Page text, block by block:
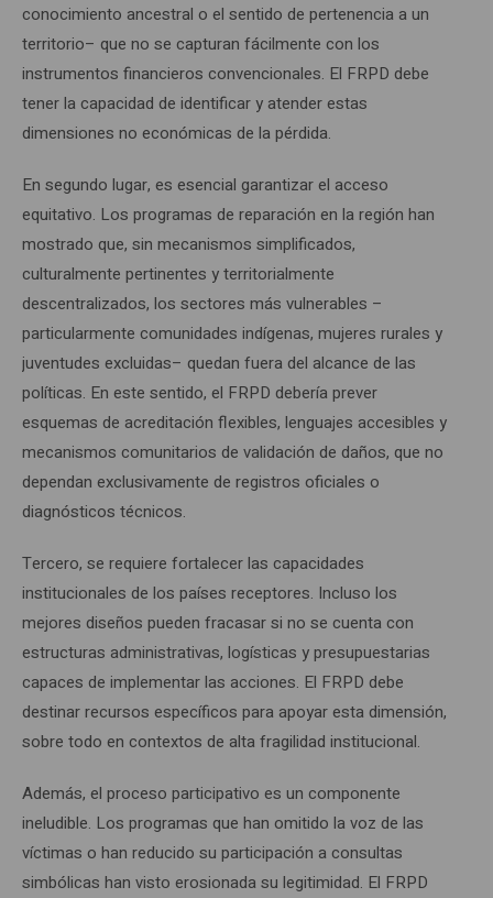
conocimiento ancestral o el sentido de pertenencia a un
territorio– que no se capturan fácilmente con los
instrumentos financieros convencionales. El FRPD debe
tener la capacidad de identificar y atender estas
dimensiones no económicas de la pérdida.
En segundo lugar, es esencial garantizar el acceso
equitativo. Los programas de reparación en la región han
mostrado que, sin mecanismos simplificados,
culturalmente pertinentes y territorialmente
descentralizados, los sectores más vulnerables –
particularmente comunidades indígenas, mujeres rurales y
juventudes excluidas– quedan fuera del alcance de las
políticas. En este sentido, el FRPD debería prever
esquemas de acreditación flexibles, lenguajes accesibles y
mecanismos comunitarios de validación de daños, que no
dependan exclusivamente de registros oficiales o
diagnósticos técnicos.
Tercero, se requiere fortalecer las capacidades
institucionales de los países receptores. Incluso los
mejores diseños pueden fracasar si no se cuenta con
estructuras administrativas, logísticas y presupuestarias
capaces de implementar las acciones. El FRPD debe
destinar recursos específicos para apoyar esta dimensión,
sobre todo en contextos de alta fragilidad institucional.
Además, el proceso participativo es un componente
ineludible. Los programas que han omitido la voz de las
víctimas o han reducido su participación a consultas
simbólicas han visto erosionada su legitimidad. El FRPD